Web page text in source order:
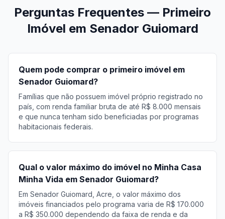
Perguntas Frequentes — Primeiro
Imóvel em Senador Guiomard
Quem pode comprar o primeiro imóvel em
Senador Guiomard?
Famílias que não possuem imóvel próprio registrado no
país, com renda familiar bruta de até R$ 8.000 mensais
e que nunca tenham sido beneficiadas por programas
habitacionais federais.
Qual o valor máximo do imóvel no Minha Casa
Minha Vida em Senador Guiomard?
Em Senador Guiomard, Acre, o valor máximo dos
imóveis financiados pelo programa varia de R$ 170.000
a R$ 350.000 dependendo da faixa de renda e da